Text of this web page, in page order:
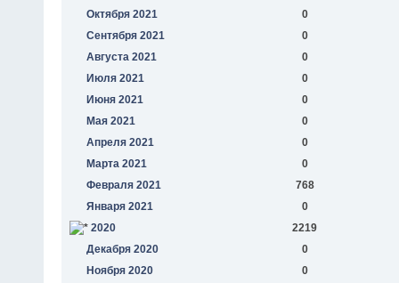
Октября 2021
0
Сентября 2021
0
Августа 2021
0
Июля 2021
0
Июня 2021
0
Мая 2021
0
Апреля 2021
0
Марта 2021
0
Февраля 2021
768
Января 2021
0
2020
2219
Декабря 2020
0
Ноября 2020
0